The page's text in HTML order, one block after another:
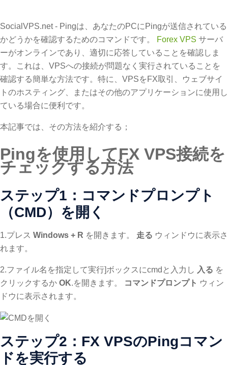
SocialVPS.net - Pingは、あなたのPCにPingが送信されている
かどうかを確認するためのコマンドです。
Forex VPS サーバ
ーがオンラインであり、適切に応答していることを確認しま
す。これは、VPSへの接続が問題なく実行されていることを
確認する簡単な方法です。特に、VPSをFX取引、ウェブサイ
トのホスティング、またはその他のアプリケーションに使用し
ている場合に便利です。
本記事では、その方法を紹介する；
Pingを使用してFX VPS接続を
チェックする方法
ステップ1：コマンドプロンプト
（CMD）を開く
1.プレス Windows + R を開きます。 走る ウィンドウに表示さ
れます。
2.ファイル名を指定して実行]ボックスにcmdと入力し 入る を
クリックするか OK.を開きます。 コマンドプロンプト ウィン
ドウに表示されます。
ステップ2：FX VPSのPingコマン
ドを実行する